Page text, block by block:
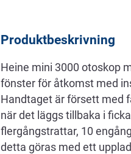
Produktbeskrivning
Heine mini 3000 otoskop
fönster för åtkomst med
Handtaget är försett med
när det läggs tillbaka i
flergångstrattar, 10
detta göras med ett